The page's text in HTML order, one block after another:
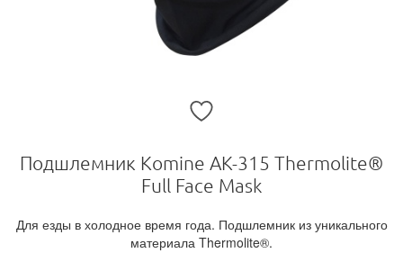
Подшлемник Komine AK-315 Thermolite®
Full Face Mask
Для езды в холодное время года. Подшлемник из уникального
материала Thermolite®.